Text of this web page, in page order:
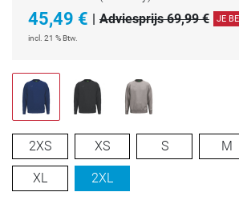
45,49 € | Adviesprijs 69,99 € JE
incl. 21 % Btw.
2XS XS S M
XL 2XL